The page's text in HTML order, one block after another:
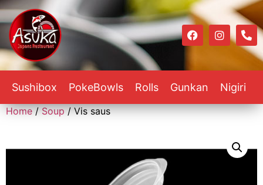
Sushibox PokeBowls Rolls Gunkan Nigiri
Home/Soup/ Vis saus